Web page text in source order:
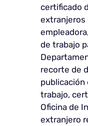
certificado
extranjeros
de trabajo
recorte de
publicación
trabajo,
Oficina de
extranjero